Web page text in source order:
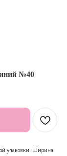
№40
упаковки. Ширина